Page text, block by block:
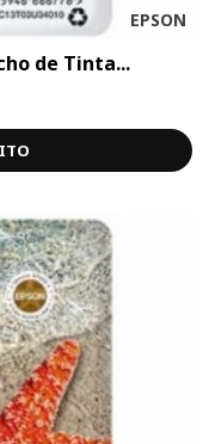
EPSON
de Tinta...